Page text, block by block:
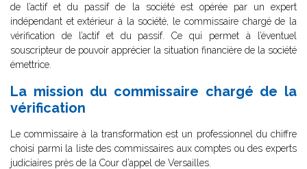
de l’actif et du passif de la société est opérée par un expert
indépendant et extérieur à la société, le commissaire chargé de la
vérification de l’actif et du passif. Ce qui permet à l’éventuel
souscripteur de pouvoir apprécier la situation financière de la société
émettrice.
La mission du commissaire chargé de la
vérification
Le commissaire à la transformation est un professionnel du chiffre
choisi parmi la liste des commissaires aux comptes ou des experts
judiciaires près de la Cour d’appel de Versailles.